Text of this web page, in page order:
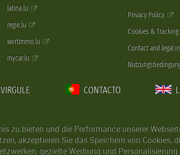
latina.lu
regie.lu
wortimmo.lu
mycar.lu
Privacy Policy
Cookies & Tracking
Contact and legal
VIRGULE CONTACTO
zu bieten und die Performance unserer
akzeptieren Sie das Speichern von
gezielte Werbung und